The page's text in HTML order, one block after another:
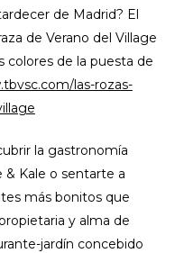
de Madrid? El
de Verano del Village
colores de la puesta de
las-rozas-
la gastronomía
& Kale o sentarte a
más bonitos que
y alma de
jardín concebido